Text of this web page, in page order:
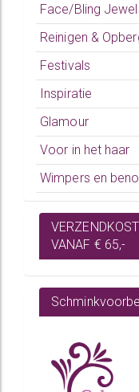
Face/Bling
Reinigen &
Festivals
Inspiratie
Glamour
Voor in het haar
Wimpers en
VANAF € 65,-